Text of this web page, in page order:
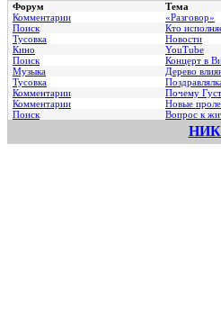
Форум
Тема
Комментарии
«Разговор»
Поиск
Кто
Тусовка
Новости
Кино
YouTube
Поиск
Концерт в
Музыка
Дерево
Тусовка
Комментарии
Почему
Комментарии
Hовые
Поиск
Вопрос к